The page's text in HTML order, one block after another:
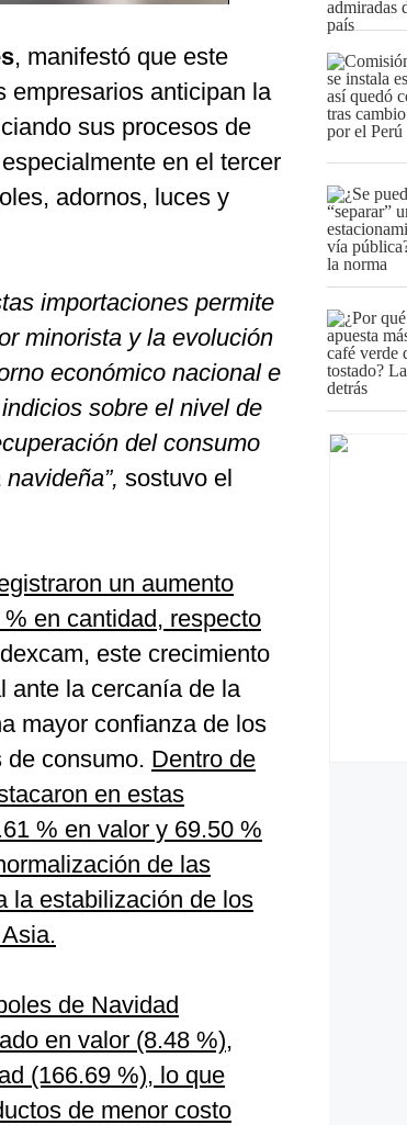
, manifestó que este
empresarios anticipan la
sus procesos de
en el tercer
adornos, luces y
importaciones permite
minorista y la evolución
económico nacional e
sobre el nivel de
del consumo
sostuvo el
un aumento
en cantidad, respecto
este crecimiento
ante la cercanía de la
mayor confianza de los
de consumo. Dentro de
en estas
% en valor y 69.50 %
de las
la estabilización de los
de Navidad
en valor (8.48 %),
(166.69 %), lo que
de menor costo